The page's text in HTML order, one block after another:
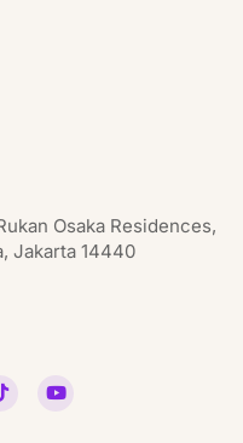
Osaka Residences,
Jakarta 14440